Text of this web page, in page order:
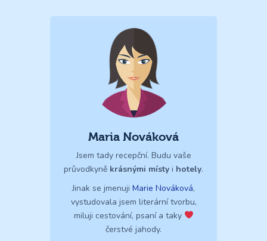
Maria Nováková
Jsem tady recepční. Budu vaše
průvodkyně krásnými místy i hotely.
Jinak se jmenuji Marie Nováková,
vystudovala jsem literární tvorbu,
miluji cestování, psaní a taky
čerstvé jahody.